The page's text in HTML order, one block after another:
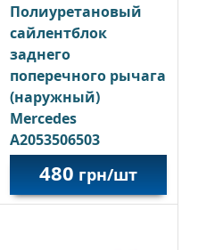
Полиуретановый
сайлентблок
заднего
поперечного рычага
(наружный)
Mercedes
A2053506503
480 грн/шт